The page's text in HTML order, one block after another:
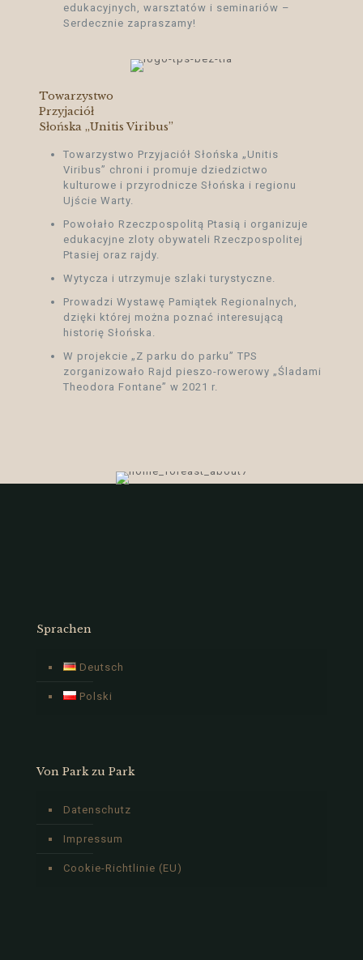
edukacyjnych, warsztatów i seminariów –
Serdecznie zapraszamy!
Towarzystwo
Przyjaciół
Słońska „Unitis Viribus”
Towarzystwo Przyjaciół Słońska „Unitis
Viribus” chroni i promuje dziedzictwo
kulturowe i przyrodnicze Słońska i regionu
Ujście Warty.
Powołało Rzeczpospolitą Ptasią i organizuje
edukacyjne zloty obywateli Rzeczpospolitej
Ptasiej oraz rajdy.
Wytycza i utrzymuje szlaki turystyczne.
Prowadzi Wystawę Pamiątek Regionalnych,
dzięki której można poznać interesującą
historię Słońska.
W projekcie „Z parku do parku” TPS
zorganizowało Rajd pieszo-rowerowy „Śladami
Theodora Fontane” w 2021 r.
Sprachen
Deutsch
Polski
Von Park zu Park
Datenschutz
Impressum
Cookie-Richtlinie (EU)